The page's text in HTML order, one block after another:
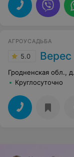
АГРОУСАДЬБА
5.0 Верес
Круглосуточно